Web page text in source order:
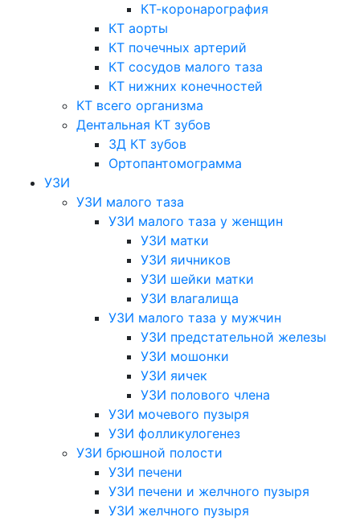
КТ-коронарография
КТ аорты
КТ почечных артерий
КТ сосудов малого таза
КТ нижних конечностей
КТ всего организма
Дентальная КТ зубов
3Д КТ зубов
Ортопантомограмма
УЗИ
УЗИ малого таза
УЗИ малого таза у женщин
УЗИ матки
УЗИ яичников
УЗИ шейки матки
УЗИ влагалища
УЗИ малого таза у мужчин
УЗИ предстательной железы
УЗИ мошонки
УЗИ яичек
УЗИ полового члена
УЗИ мочевого пузыря
УЗИ фолликулогенез
УЗИ брюшной полости
УЗИ печени
УЗИ печени и желчного пузыря
УЗИ желчного пузыря